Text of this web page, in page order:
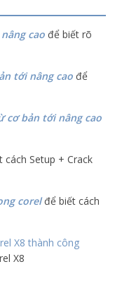
cao để biết rõ
tới nâng cao để
cơ bản tới nâng cao
cách Setup + Crack
corelđể biết cách
X8 thành công
X8